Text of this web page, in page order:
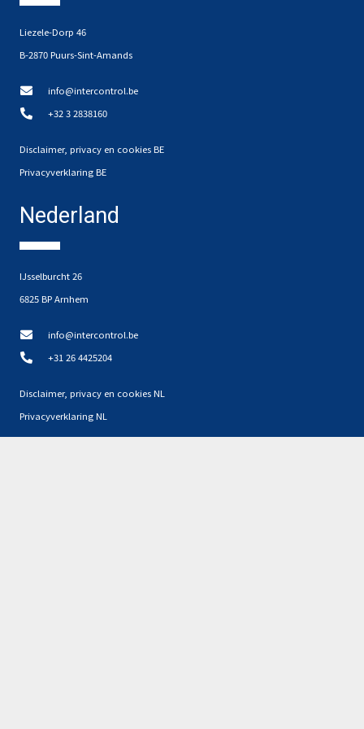
Liezele-Dorp 46
B-2870 Puurs-Sint-Amands
info@intercontrol.be
+32 3 2838160
Disclaimer, privacy en cookies BE
Privacyverklaring BE
Nederland
IJsselburcht 26
6825 BP Arnhem
info@intercontrol.be
+31 26 4425204
Disclaimer, privacy en cookies NL
Privacyverklaring NL